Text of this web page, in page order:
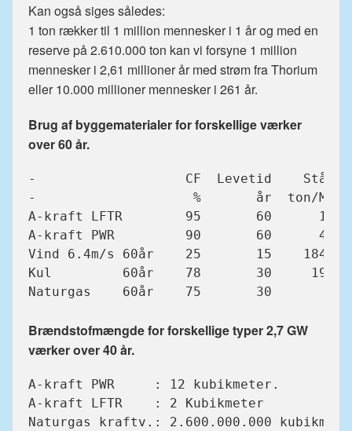
Kan også siges således:
1 ton rækker til 1 million mennesker i 1 år og med en
reserve på 2.610.000 ton kan vi forsyne 1 million
mennesker i 2,61 millioner år med strøm fra Thorium
eller 10.000 millioner mennesker i 261 år.
Brug af byggematerialer for forskellige værker
over 60 år.
-                   CF  Levetid    Stål
-                    %       år  ton/MW
A-kraft LFTR        95       60      10
A-kraft PWR         90       60      40
Vind 6.4m/s 60år    25       15    1840
Kul         60år    78       30     196
Naturgas    60år    75       30       6
Brændstofmængde for forskellige typer 2,7 GW
værker over 40 år.
A-kraft PWR     : 12 kubikmeter.
A-kraft LFTR    : 2 Kubikmeter
Naturgas kraftv.: 2.600.000.000